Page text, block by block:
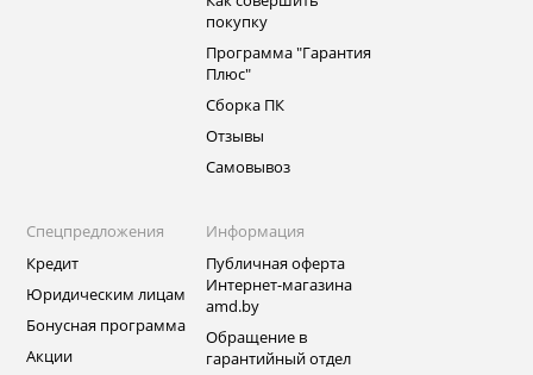
покупку
Программа "Гарантия
Плюс"
Сборка ПК
Отзывы
Самовывоз
Спецпредложения
Кредит
Юридическим лицам
Бонусная программа
Акции
Информация
Публичная оферта
Интернет-магазина
amd.by
Обращение в
гарантийный отдел